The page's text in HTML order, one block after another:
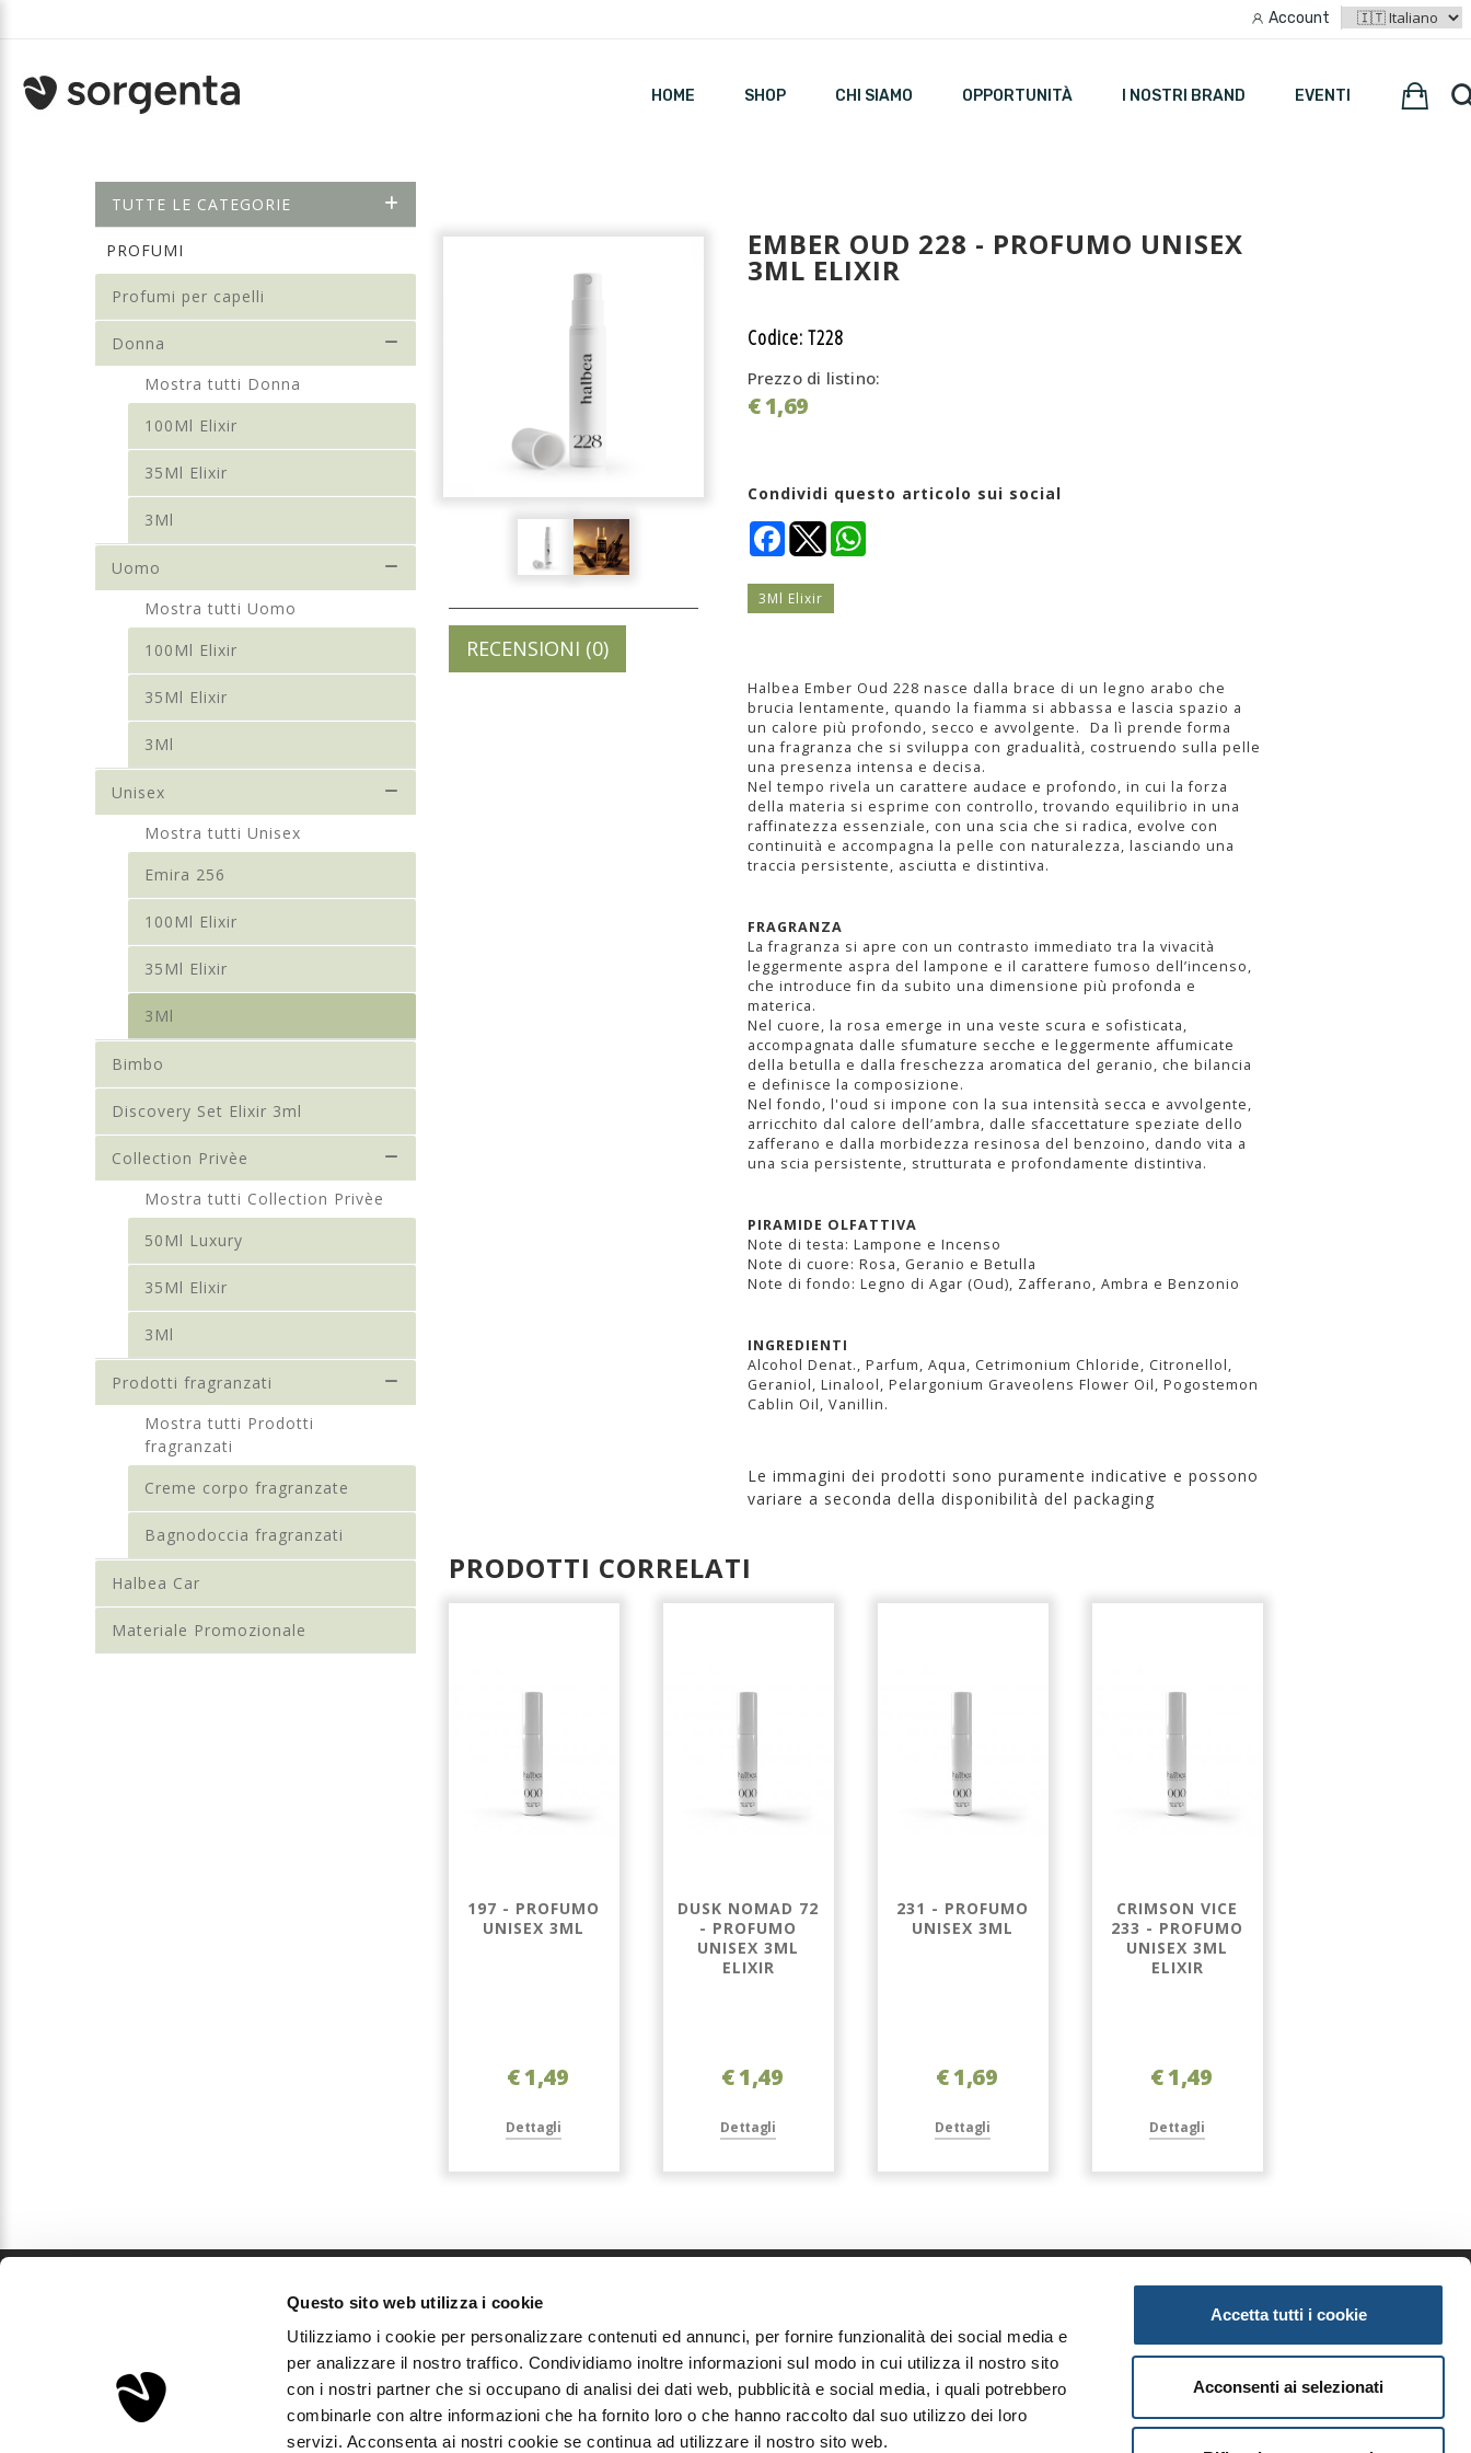
Questo sito web utilizza i cookie
Utilizziamo i cookie per personalizzare contenuti ed annunci, per fornire funzionalità dei social media e
per analizzare il nostro traffico. Condividiamo inoltre informazioni sul modo in cui utilizza il nostro sito
con i nostri partner che si occupano di analisi dei dati web, pubblicità e social media, i quali potrebbero
combinarle con altre informazioni che ha fornito loro o che hanno raccolto dal suo utilizzo dei loro
servizi. Acconsenta ai nostri cookie se continua ad utilizzare il nostro sito web.
Accetta tutti i cookie
Acconsenti ai selezionati
Account
HOME SHOP CHI SIAMO OPPORTUNITÀ I NOSTRI BRAND EVENTI
TUTTE LE CATEGORIE
PROFUMI
Profumi per capelli
Donna
Mostra tutti Donna
100Ml Elixir
35Ml Elixir
3Ml
Uomo
Mostra tutti Uomo
100Ml Elixir
35Ml Elixir
3Ml
Unisex
Mostra tutti Unisex
Emira 256
100Ml Elixir
35Ml Elixir
3Ml
Bimbo
Discovery Set Elixir 3ml
Collection Privèe
Mostra tutti Collection Privèe
50Ml Luxury
35Ml Elixir
3Ml
Prodotti fragranzati
Mostra tutti Prodotti
fragranzati
Creme corpo fragranzate
Bagnodoccia fragranzati
Halbea Car
Materiale Promozionale
RECENSIONI (0)
EMBER OUD 228 - PROFUMO UNISEX
3ML ELIXIR
Codice: T228
Prezzo di listino:
€ 1,69
Condividi questo articolo sui social
FacebookWhatsApp
3Ml Elixir
Halbea Ember Oud 228 nasce dalla brace di un legno arabo che
brucia lentamente, quando la fiamma si abbassa e lascia spazio a
un calore più profondo, secco e avvolgente. Da lì prende forma
una fragranza che si sviluppa con gradualità, costruendo sulla pelle
una presenza intensa e decisa.
Nel tempo rivela un carattere audace e profondo, in cui la forza
della materia si esprime con controllo, trovando equilibrio in una
raffinatezza essenziale, con una scia che si radica, evolve con
continuità e accompagna la pelle con naturalezza, lasciando una
traccia persistente, asciutta e distintiva.
FRAGRANZA
La fragranza si apre con un contrasto immediato tra la vivacità
leggermente aspra del lampone e il carattere fumoso dell’incenso,
che introduce fin da subito una dimensione più profonda e
materica.
Nel cuore, la rosa emerge in una veste scura e sofisticata,
accompagnata dalle sfumature secche e leggermente affumicate
della betulla e dalla freschezza aromatica del geranio, che bilancia
e definisce la composizione.
Nel fondo, l'oud si impone con la sua intensità secca e avvolgente,
arricchito dal calore dell’ambra, dalle sfaccettature speziate dello
zafferano e dalla morbidezza resinosa del benzoino, dando vita a
una scia persistente, strutturata e profondamente distintiva.
PIRAMIDE OLFATTIVA
Note di testa: Lampone e Incenso
Note di cuore: Rosa, Geranio e Betulla
Note di fondo: Legno di Agar (Oud), Zafferano, Ambra e Benzonio
INGREDIENTI
Alcohol Denat., Parfum, Aqua, Cetrimonium Chloride, Citronellol,
Geraniol, Linalool, Pelargonium Graveolens Flower Oil, Pogostemon
Cablin Oil, Vanillin.
Le immagini dei prodotti sono puramente indicative e possono
variare a seconda della disponibilità del packaging
PRODOTTI CORRELATI
197 - PROFUMO
UNISEX 3ML
€ 1,49
Dettagli
DUSK NOMAD 72
- PROFUMO
UNISEX 3ML
ELIXIR
€ 1,49
Dettagli
231 - PROFUMO
UNISEX 3ML
€ 1,69
Dettagli
CRIMSON VICE
233 - PROFUMO
UNISEX 3ML
ELIXIR
€ 1,49
Dettagli
Via Podgora, 5 - 20122 Milano, Italia
P.Iva IT03893310163 - REA MI2008600
Home
Accedi
Registrati
Chi siamo
I nostri brand
Eventi
Informazioni
Privacy
Condizioni generali